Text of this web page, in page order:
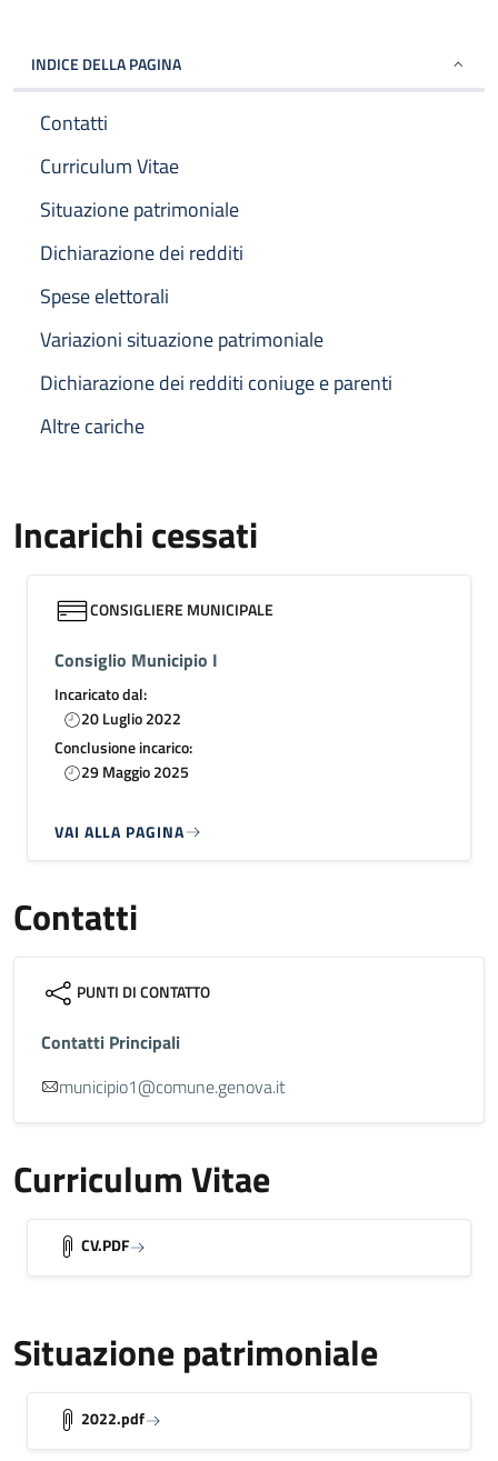
INDICE DELLA PAGINA
Contatti
Curriculum Vitae
Situazione patrimoniale
Dichiarazione dei redditi
Spese elettorali
Variazioni situazione patrimoniale
Dichiarazione dei redditi coniuge e parenti
Altre cariche
Incarichi cessati
CONSIGLIERE MUNICIPALE
Consiglio Municipio I
Incaricato dal:
20 Luglio 2022
Conclusione incarico:
29 Maggio 2025
VAI ALLA PAGINA
Contatti
PUNTI DI CONTATTO
Contatti Principali
municipio1@comune.genova.it
Curriculum Vitae
CV.PDF
Situazione patrimoniale
2022.pdf